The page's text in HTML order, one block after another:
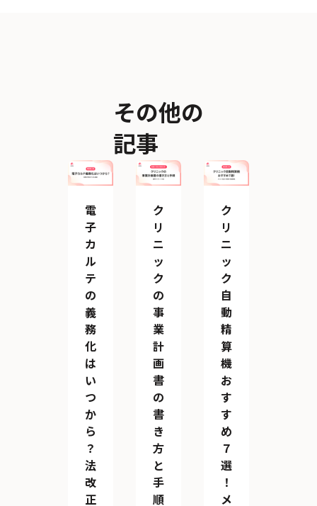
その他の
記事
電
子
カ
ル
テ
の
義
務
化
は
い
つ
か
ら
？
法
改
正
ク
リ
ニ
ッ
ク
の
事
業
計
画
書
の
書
き
方
と
手
順
ク
リ
ニ
ッ
ク
自
動
精
算
機
お
す
す
め
７
選
！
メ